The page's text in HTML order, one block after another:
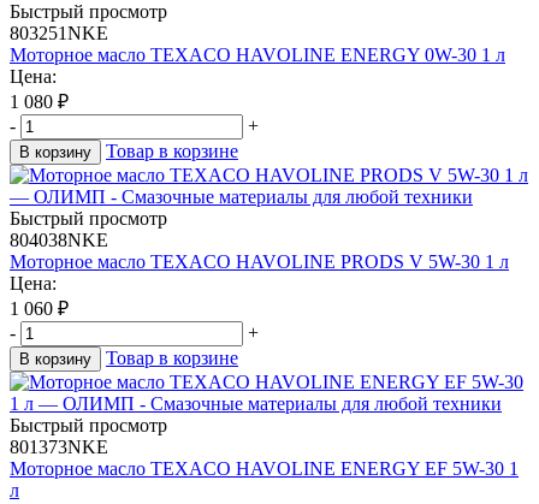
Быстрый просмотр
803251NKE
Моторное масло TEXACO HAVOLINE ENERGY 0W-30 1 л
Цена:
1 080 ₽
-
+
В корзину Товар в корзине
Быстрый просмотр
804038NKE
Моторное масло TEXACO HAVOLINE PRODS V 5W-30 1 л
Цена:
1 060 ₽
-
+
В корзину Товар в корзине
Быстрый просмотр
801373NKE
Моторное масло TEXACO HAVOLINE ENERGY EF 5W-30 1
л